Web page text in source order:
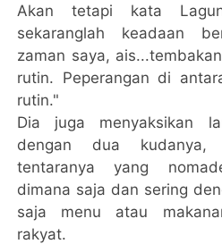
Akan tetapi kata
sekaranglah keadaan
zaman saya,
rutin. Peperangan di
rutin."
Dia juga menyaksikan
dengan dua kudanya,
tentaranya yang
dimana saja dan sering
saja menu atau
rakyat.